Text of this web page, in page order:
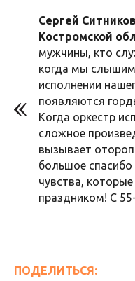
Сергей
Костромской
мужчины, кто
когда мы
исполнении
появляются
Когда оркестр
сложное
вызывает
большое
чувства,
праздником! С
ПОДЕЛИТЬСЯ: